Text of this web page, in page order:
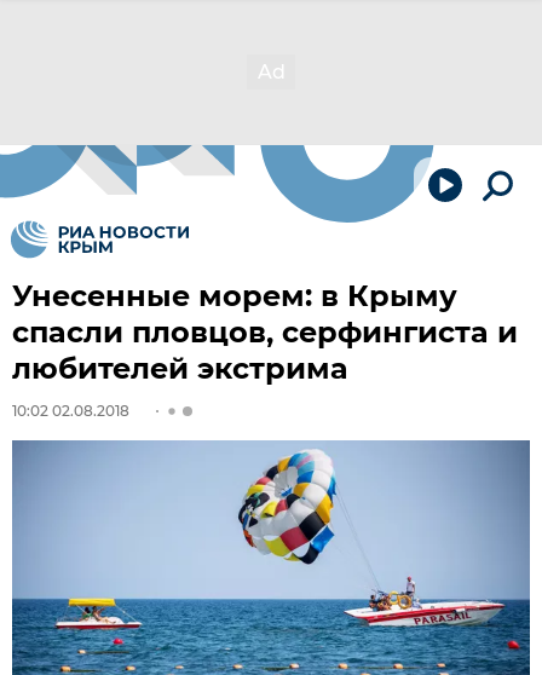
Унесенные морем: в Крыму
спасли пловцов, серфингиста и
любителей экстрима
10:02 02.08.2018